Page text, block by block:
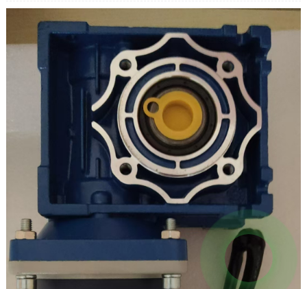
Assnelheid: 0~40 tpm
Stroom: 0,87A
Piekkoppel: 180KG.CM
Uitgaande asmaat: 30*15mm
Snelheidsregeling: regelbaar
Draaibaar omkeerbaar: Ja